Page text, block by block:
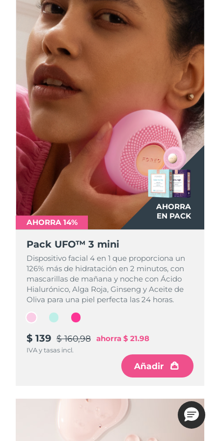
AHORRA
EN PACK
AHORRA 14%
Pack UFO™ 3 mini
Dispositivo facial 4 en 1 que proporciona un
126% más de hidratación en 2 minutos, con
mascarillas de mañana y noche con Ácido
Hialurónico, Alga Roja, Ginseng y Aceite de
Oliva para una piel perfecta las 24 horas.
$ 139 $ 160,98 ahorra $ 21.98
IVA y tasas incl.
Añadir
AHORRA
EN PACK
AHORRA 14%
Pack UFO™ 3 mini
Dispositivo facial 4 en 1 que proporciona un
126% más de hidratación en 2 minutos, con
mascarillas de mañana y noche con Ácido
Hialurónico, Alga Roja, Ginseng y Aceite de
Oliva para una piel perfecta las 24 horas.
$ 139 $ 160,98 ahorra $ 21.98
IVA y tasas incl.
Añadir
AHORRA
EN PACK
AHORRA 14%
Pack UFO™ 3 mini
Dispositivo facial 4 en 1 que proporciona un
126% más de hidratación en 2 minutos, con
mascarillas de mañana y noche con Ácido
Hialurónico, Alga Roja, Ginseng y Aceite de
Oliva para una piel perfecta las 24 horas.
$ 139 $ 160,98 ahorra $ 21.98
IVA y tasas incl.
Añadir